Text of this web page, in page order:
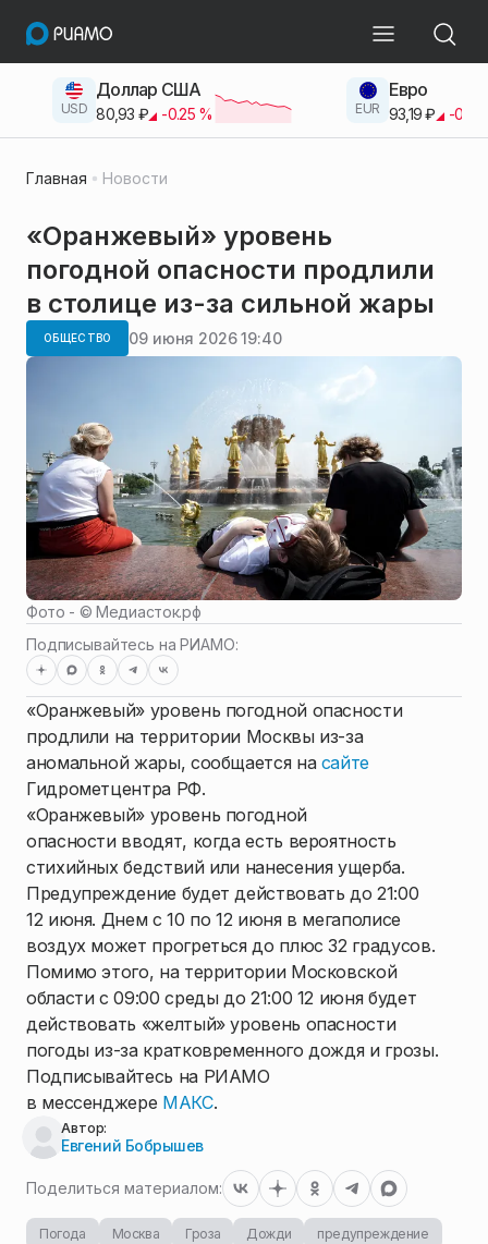
USD
Доллар США
80,93 ₽ -0.25% EUR
Евро
93,19 ₽ -0.42
Главная Новости
«Оранжевый» уровень
погодной опасности продлили
в столице из-за сильной жары
ОБЩЕСТВО 09 июня 2026 19:40
Фото - ©Медиасток.рф
Подписывайтесь на РИАМО:
«Оранжевый» уровень погодной опасности
продлили на территории Москвы из-за
аномальной жары, сообщается на сайте
Гидрометцентра РФ.
«Оранжевый» уровень погодной
опасности вводят, когда есть вероятность
стихийных бедствий или нанесения ущерба.
Предупреждение будет действовать до 21:00
12 июня. Днем с 10 по 12 июня в мегаполисе
воздух может прогреться до плюс 32 градусов.
Помимо этого, на территории Московской
области с 09:00 среды до 21:00 12 июня будет
действовать «желтый» уровень опасности
погоды из-за кратковременного дождя и грозы.
Подписывайтесь на РИАМО
в мессенджере МАКС.
Автор:
Евгений Бобрышев
Поделиться материалом:
Погода Москва Гроза Дожди предупреждение